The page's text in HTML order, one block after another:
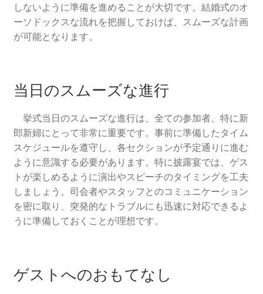
しないように準備を進めることが大切です。結婚式のオ
ーソドックスな流れを把握しておけば、スムーズな計画
が可能となります。
当日のスムーズな進行
挙式当日のスムーズな進行は、全ての参加者、特に新
郎新婦にとって非常に重要です。事前に準備したタイム
スケジュールを遵守し、各セクションが予定通りに進む
ように意識する必要があります。特に披露宴では、ゲス
トが楽しめるように演出やスピーチのタイミングを工夫
しましょう。司会者やスタッフとのコミュニケーション
を密に取り、突発的なトラブルにも迅速に対応できるよ
うに準備しておくことが理想です。
ゲストへのおもてなし